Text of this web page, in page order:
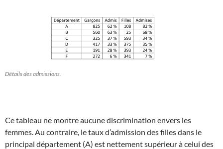
Détails des admissions.
Ce tableau ne montre aucune discrimination envers les
femmes. Au contraire, le taux d’admission des filles dans le
principal département (A) est nettement supérieur à celui des